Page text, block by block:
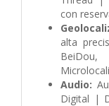
con
alta
Audio:
Digital |